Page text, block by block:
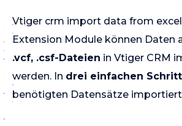
Vtiger crm import data from
Extension Module können Daten
.vcf, .csf-Dateien in Vtiger CRM
werden. In drei einfachen
benötigten Datensätze